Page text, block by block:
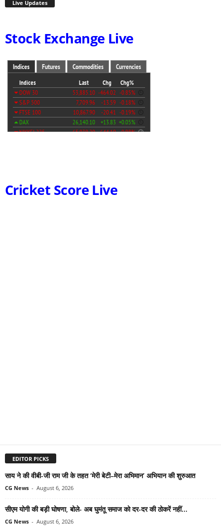
Live Updates
Stock Exchange Live
Cricket Score Live
EDITOR PICKS
साय ने की वीबी-जी राम जी के तहत ‘मेरी बेटी–मेरा अभिमान’ अभियान की शुरुआत
CG News - August 6, 2026
सीएम योगी की बड़ी घोषणा, बोले- अब घुमंतू समाज को दर-दर की ठोकरें नहीं...
CG News - August 6, 2026